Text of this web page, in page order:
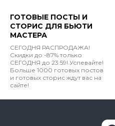
ГОТОВЫЕ ПОСТЫ И
СТОРИС ДЛЯ БЬЮТИ
МАСТЕРА
СЕГОДНЯ РАСПРОДАЖА!
Cкидки до -87% только
СЕГОДНЯ до 23:59! Успевайте!
Больше 1000 готовых постов
и готовых сторис ждут вас на
сайте!